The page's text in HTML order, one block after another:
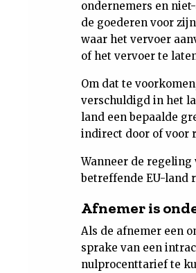
ondernemers en
de goederen voor
waar het vervoer
of het vervoer te
Om dat te
verschuldigd in het
land een bepaalde
indirect door of voor
Wanneer de
betreffende EU-land
Afnemer is
Als de afnemer een
sprake van een
nulprocenttarief te